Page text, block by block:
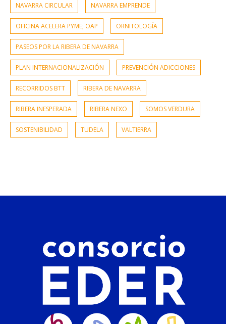
NAVARRA CIRCULAR NAVARRA EMPRENDE
OFICINA ACELERA PYME; OAP ORNITOLOGÍA
PASEOS POR LA RIBERA DE NAVARRA
PLAN INTERNACIONALIZACIÓN PREVENCIÓN ADICCIONES
RECORRIDOS BTT RIBERA DE NAVARRA
RIBERA INESPERADA RIBERA NEXO SOMOS VERDURA
SOSTENIBILIDAD TUDELA VALTIERRA